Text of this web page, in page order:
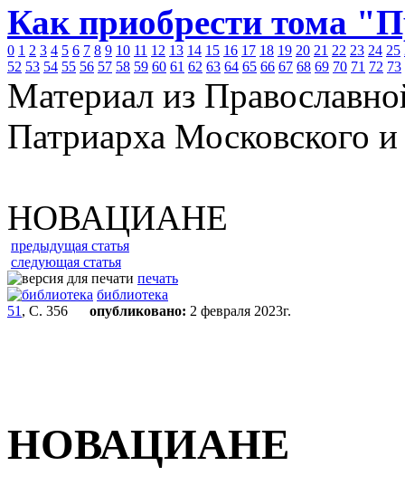
Как приобрести тома
0 1 2 3 4 5 6 7 8 9 10 11 12 13 14 15 16 17 18 19 20 21 22 23 24 25
52 53 54 55 56 57 58 59 60 61 62 63 64 65 66 67 68 69 70 71 72 73
Материал из
Патриарха Московского
НОВАЦИАНЕ
предыдущая статья
следующая статья
печать
библиотека
51 , С. 356 опубликовано: 2 февраля 2023г.
НОВАЦИАНЕ